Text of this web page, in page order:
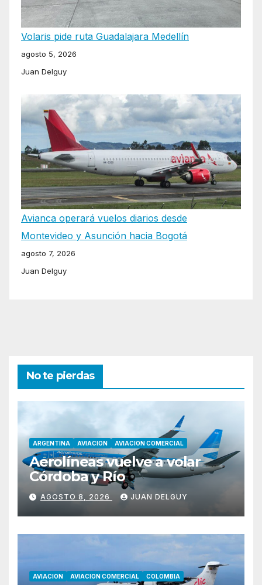
Volaris pide ruta Guadalajara Medellín
agosto 5, 2026
Juan Delguy
Avianca operará vuelos diarios desde
Montevideo y Asunción hacia Bogotá
agosto 7, 2026
Juan Delguy
No te pierdas
ARGENTINA AVIACION AVIACION COMERCIAL
Aerolíneas vuelve a volar
Córdoba y Río
AGOSTO 8, 2026 JUAN DELGUY
AVIACION AVIACION COMERCIAL COLOMBIA